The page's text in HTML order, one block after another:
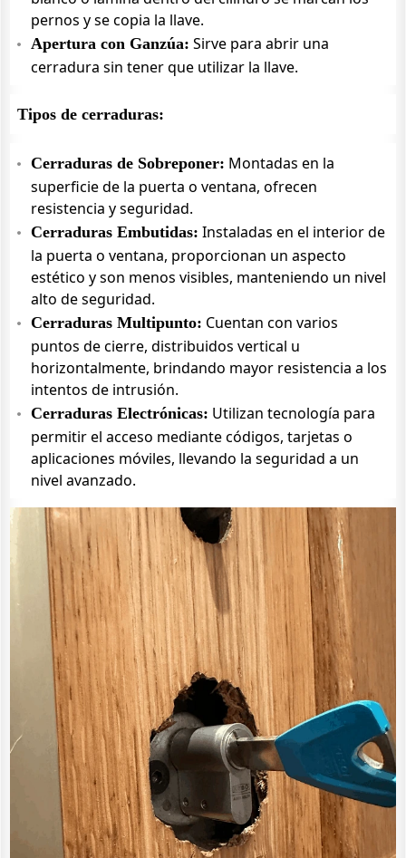
pernos y se copia la llave.
Apertura con Ganzúa: Sirve para abrir una
cerradura sin tener que utilizar la llave.
Tipos de cerraduras:
Cerraduras de Sobreponer: Montadas en la
superficie de la puerta o ventana, ofrecen
resistencia y seguridad.
Cerraduras Embutidas: Instaladas en el interior de
la puerta o ventana, proporcionan un aspecto
estético y son menos visibles, manteniendo un nivel
alto de seguridad.
Cerraduras Multipunto: Cuentan con varios
puntos de cierre, distribuidos vertical u
horizontalmente, brindando mayor resistencia a los
intentos de intrusión.
Cerraduras Electrónicas: Utilizan tecnología para
permitir el acceso mediante códigos, tarjetas o
aplicaciones móviles, llevando la seguridad a un
nivel avanzado.